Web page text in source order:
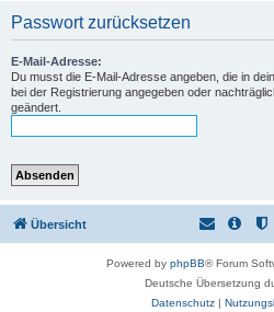
Passwort zurücksetzen
E-Mail-Adresse:
Du musst die E-Mail-Adresse angeben, die in
bei der Registrierung angegeben oder
geändert.
Übersicht
Powered by phpBB® Forum
Deutsche Übersetzung
Datenschutz|